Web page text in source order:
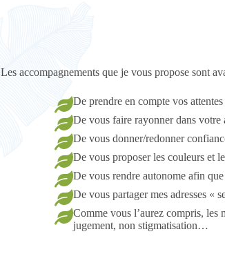
Les accompagnements que je vous propose sont
De prendre en compte vos
De vous faire rayonner dans votre
De vous donner/redonner
De vous proposer les couleurs et
De vous rendre autonome afin
De vous partager mes adresses «
Comme vous l’aurez compris, les
jugement, non stigmatisation…